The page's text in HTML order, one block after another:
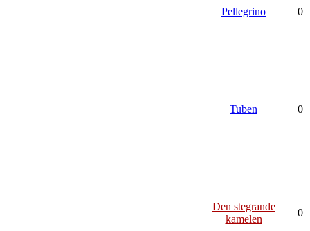
Pellegrino 0
Tuben 0
Den stegrande
kamelen
0